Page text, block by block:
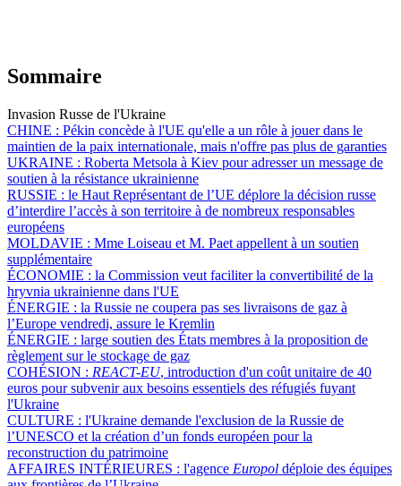
Sommaire
Invasion Russe de l'Ukraine
CHINE : Pékin concède à l'UE qu'elle a un rôle à jouer dans le
maintien de la paix internationale, mais n'offre pas plus de garanties
UKRAINE : Roberta Metsola à Kiev pour adresser un message de
soutien à la résistance ukrainienne
RUSSIE : le Haut Représentant de l’UE déplore la décision russe
d’interdire l’accès à son territoire à de nombreux responsables
européens
MOLDAVIE : Mme Loiseau et M. Paet appellent à un soutien
supplémentaire
ÉCONOMIE : la Commission veut faciliter la convertibilité de la
hryvnia ukrainienne dans l'UE
ÉNERGIE : la Russie ne coupera pas ses livraisons de gaz à
l’Europe vendredi, assure le Kremlin
ÉNERGIE : large soutien des États membres à la proposition de
règlement sur le stockage de gaz
COHÉSION : REACT-EU, introduction d'un coût unitaire de 40
euros pour subvenir aux besoins essentiels des réfugiés fuyant
l'Ukraine
CULTURE : l'Ukraine demande l'exclusion de la Russie de
l’UNESCO et la création d’un fonds européen pour la
reconstruction du patrimoine
AFFAIRES INTÉRIEURES : l'agence Europol déploie des équipes